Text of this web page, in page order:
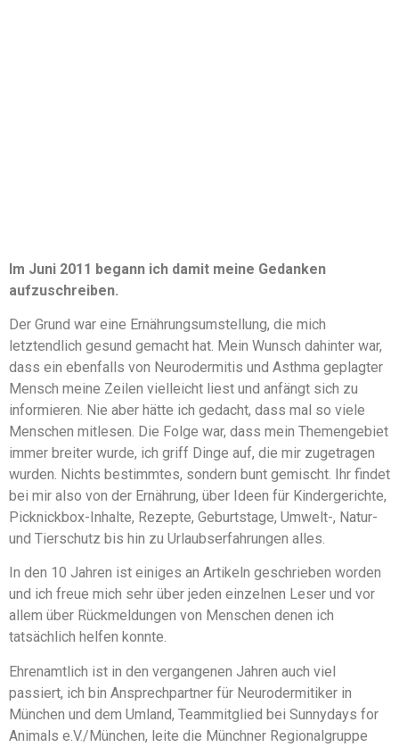
Im Juni 2011 begann ich damit meine Gedanken
aufzuschreiben.
Der Grund war eine Ernährungsumstellung, die mich
letztendlich gesund gemacht hat. Mein Wunsch dahinter war,
dass ein ebenfalls von Neurodermitis und Asthma geplagter
Mensch meine Zeilen vielleicht liest und anfängt sich zu
informieren. Nie aber hätte ich gedacht, dass mal so viele
Menschen mitlesen. Die Folge war, dass mein Themengebiet
immer breiter wurde, ich griff Dinge auf, die mir zugetragen
wurden. Nichts bestimmtes, sondern bunt gemischt. Ihr findet
bei mir also von der Ernährung, über Ideen für Kindergerichte,
Picknickbox-Inhalte, Rezepte, Geburtstage, Umwelt-, Natur-
und Tierschutz bis hin zu Urlaubserfahrungen alles.
In den 10 Jahren ist einiges an Artikeln geschrieben worden
und ich freue mich sehr über jeden einzelnen Leser und vor
allem über Rückmeldungen von Menschen denen ich
tatsächlich helfen konnte.
Ehrenamtlich ist in den vergangenen Jahren auch viel
passiert, ich bin Ansprechpartner für Neurodermitiker in
München und dem Umland, Teammitglied bei Sunnydays for
Animals e.V./München, leite die Münchner Regionalgruppe